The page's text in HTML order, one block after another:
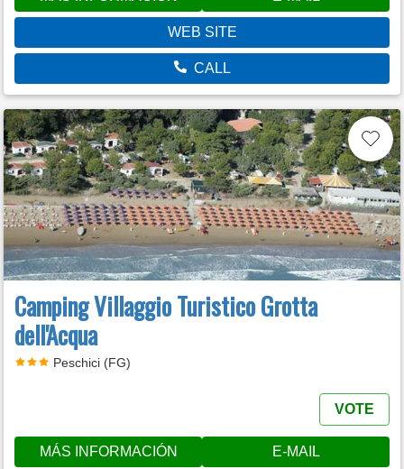
WEB SITE
CALL
Camping Villaggio Turistico Grotta
dell'Acqua
Peschici (FG)
VOTE
MÁS INFORMACIÓN E-MAIL